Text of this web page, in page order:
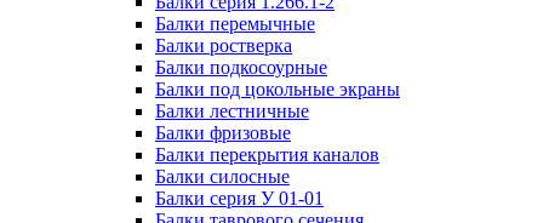
Балки перемычные
Балки ростверка
Балки подкосоурные
Балки под цокольные экраны
Балки лестничные
Балки фризовые
Балки перекрытия каналов
Балки силосные
Балки серия У 01-01